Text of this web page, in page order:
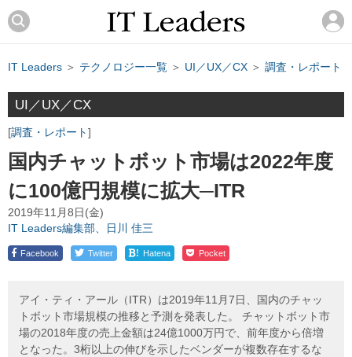
IT Leaders ＞ テクノロジー一覧 ＞ UI／UX／CX ＞ 調査・レポート
UI／UX／CX
調査・レポート
国内チャットボット市場は2022年度
に100億円規模に拡大─ITR
2019年11月8日(金)
IT Leaders編集部、日川 佳三
Facebook Twitter ! Hatena Pocket
アイ・ティ・アール（ITR）は2019年11月7日、国内のチャッ
トボット市場規模の推移と予測を発表した。 チャットボット市
場の2018年度の売上金額は24億1000万円で、前年度から倍増
となった。3桁以上の伸びを示したベンダーが複数存在するな